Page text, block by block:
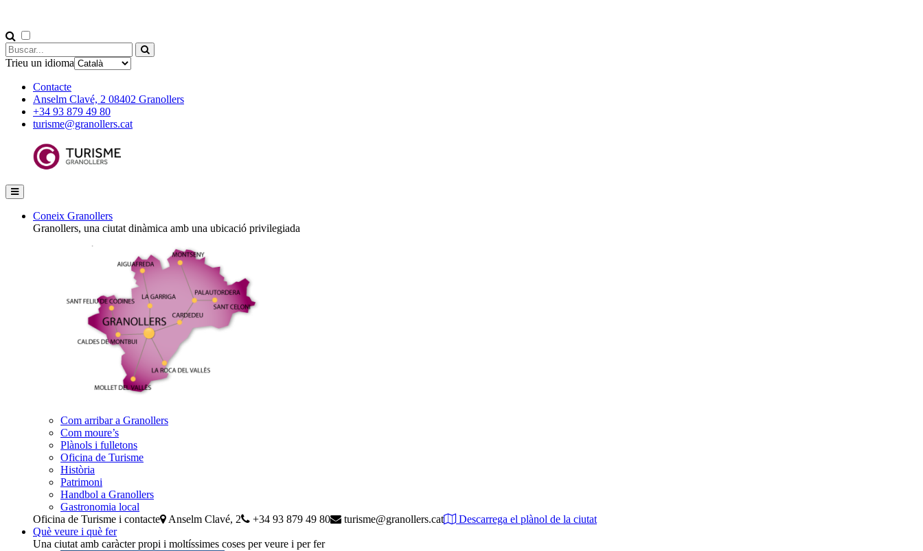
Trieu un idioma
Contacte
Anselm Clavé, 2 08402 Granollers
+34 93 879 49 80
turisme@granollers.cat
Coneix Granollers
Granollers, una ciutat dinàmica amb una ubicació privilegiada
Com arribar a Granollers
Com moure’s
Plànols i fulletons
Oficina de Turisme
Història
Patrimoni
Handbol a Granollers
Gastronomia local
Oficina de Turisme i contacte
Anselm Clavé, 2 +34 93 879 49 80 turisme@granollers.cat
Descarrega el plànol de la ciutat
Què veure i què fer
Una ciutat amb caràcter propi i moltíssimes coses per veure i per fer